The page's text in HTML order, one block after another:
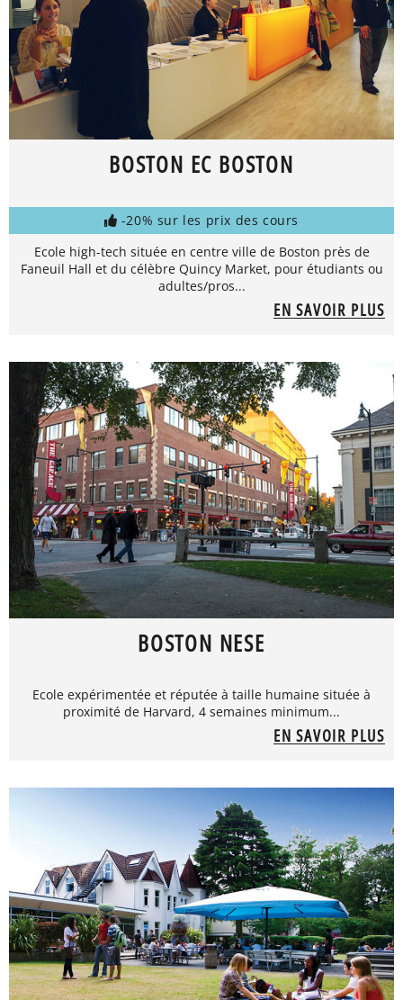
BOSTON EC BOSTON
-20% sur les prix des cours
Ecole high-tech située en centre ville de Boston près de
Faneuil Hall et du célèbre Quincy Market, pour étudiants ou
adultes/pros...
EN SAVOIR PLUS
BOSTON NESE
Ecole expérimentée et réputée à taille humaine située à
proximité de Harvard, 4 semaines minimum...
EN SAVOIR PLUS